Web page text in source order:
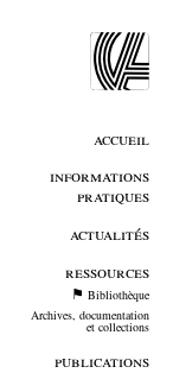
accueil
informations
pratiques
actualités
ressources
Bibliothèque
Archives, documentation
et collections
publications